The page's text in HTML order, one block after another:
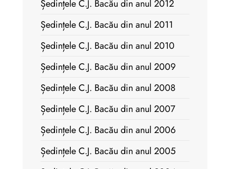
Ședințele C.J. Bacău din anul 2012
Ședințele C.J. Bacău din anul 2011
Ședințele C.J. Bacău din anul 2010
Ședințele C.J. Bacău din anul 2009
Ședințele C.J. Bacău din anul 2008
Ședințele C.J. Bacău din anul 2007
Ședințele C.J. Bacău din anul 2006
Ședințele C.J. Bacău din anul 2005